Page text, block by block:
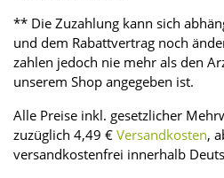
** Die Zuzahlung kann sich
und dem Rabattvertrag noch
zahlen jedoch nie mehr als den
unserem Shop angegeben ist.
Alle Preise inkl. gesetzlicher
zuzüglich 4,49 € Versandkosten,
versandkostenfrei innerhalb